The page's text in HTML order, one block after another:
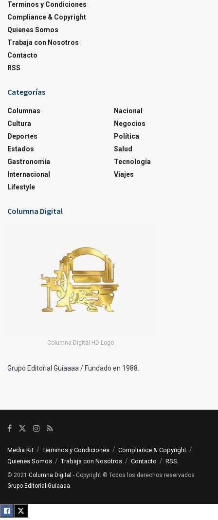
Terminos y Condiciones
Compliance & Copyright
Quienes Somos
Trabaja con Nosotros
Contacto
RSS
Categorías
Columnas
Cultura
Deportes
Estados
Gastronomía
Internacional
Lifestyle
Nacional
Negocios
Política
Salud
Tecnología
Viajes
Columna Digital
Columna Digital HD Logo
Grupo Editorial Guíaaaa / Fundado en 1988.
Media Kit Terminos y Condiciones
Compliance & Copyright
Quienes Somos
Trabaja con Nosotros Contacto RSS
© 2021 Columna Digital - Copyright © Todos los derechos reservados
Grupo Editorial Guiaaaa.